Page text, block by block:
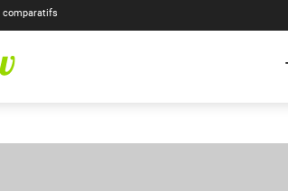
comparatifs